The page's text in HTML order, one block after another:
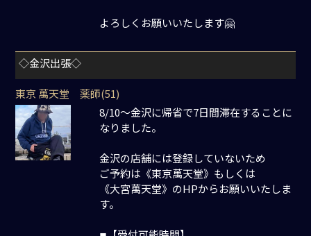
よろしくお願いいたします🤗
◇金沢出張◇
東京 萬天堂 薬師(51)
8/10～金沢に帰省で7日間滞在することに
なりました。
金沢の店舗には登録していないため
ご予約は《東京萬天堂》もしくは
《大宮萬天堂》のHPからお願いいたしま
す。